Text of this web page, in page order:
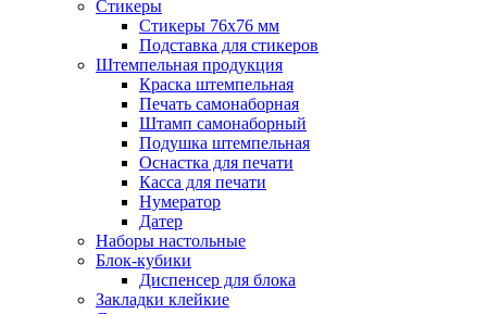
Стикеры
Стикеры 76x76 мм
Подставка для стикеров
Штемпельная продукция
Краска штемпельная
Печать самонаборная
Штамп самонаборный
Подушка штемпельная
Оснастка для печати
Касса для печати
Нумератор
Датер
Наборы настольные
Блок-кубики
Диспенсер для блока
Закладки клейкие